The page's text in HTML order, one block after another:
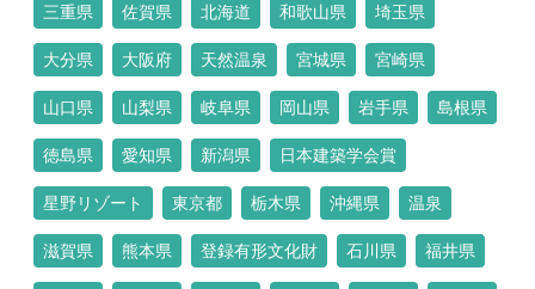
三重県 佐賀県 北海道 和歌山県 埼玉県
大分県 大阪府 天然温泉 宮城県 宮崎県
山口県 山梨県 岐阜県 岡山県 岩手県 島根県
徳島県 愛知県 新潟県 日本建築学会賞
星野リゾート 東京都 栃木県 沖縄県 温泉
滋賀県 熊本県 登録有形文化財 石川県 福井県